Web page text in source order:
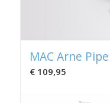
MAC Arne Pipe
€109,95